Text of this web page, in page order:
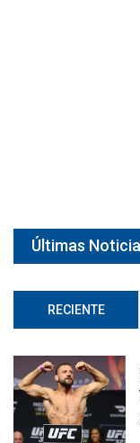
Últimas
RECIENTE